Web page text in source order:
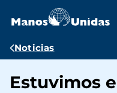
contenido
Ruta
navegación
Noticias
Estuvimos